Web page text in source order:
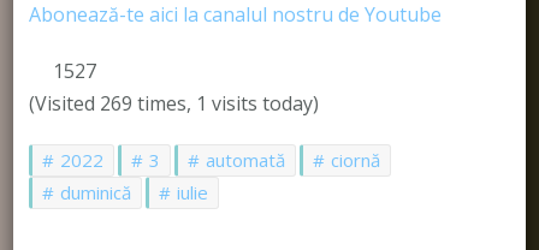
Abonează-te aici la canalul nostru de Youtube
1527
(Visited 269 times, 1 visits today)
2022 3 automată
ciornă
duminică
iulie